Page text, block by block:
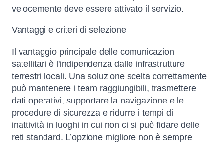
velocemente deve essere attivato il servizio.
Vantaggi e criteri di selezione
Il vantaggio principale delle comunicazioni
satellitari è l'indipendenza dalle infrastrutture
terrestri locali. Una soluzione scelta correttamente
può mantenere i team raggiungibili, trasmettere
dati operativi, supportare la navigazione e le
procedure di sicurezza e ridurre i tempi di
inattività in luoghi in cui non ci si può fidare delle
reti standard. L’opzione migliore non è sempre